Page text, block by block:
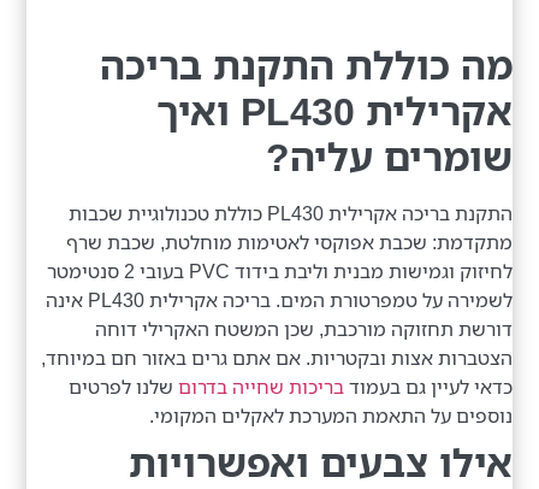
מה כוללת התקנת בריכה
אקרילית PL430 ואיך
שומרים עליה?
התקנת בריכה אקרילית PL430 כוללת טכנולוגיית שכבות
מתקדמת: שכבת אפוקסי לאטימות מוחלטת, שכבת שרף
לחיזוק וגמישות מבנית וליבת בידוד PVC בעובי 2 סנטימטר
לשמירה על טמפרטורת המים. בריכה אקרילית PL430 אינה
דורשת תחזוקה מורכבת, שכן המשטח האקרילי דוחה
הצטברות אצות ובקטריות. אם אתם גרים באזור חם במיוחד,
כדאי לעיין גם בעמודבריכות שחייה בדרום שלנו לפרטים
נוספים על התאמת המערכת לאקלים המקומי.
אילו צבעים ואפשרויות